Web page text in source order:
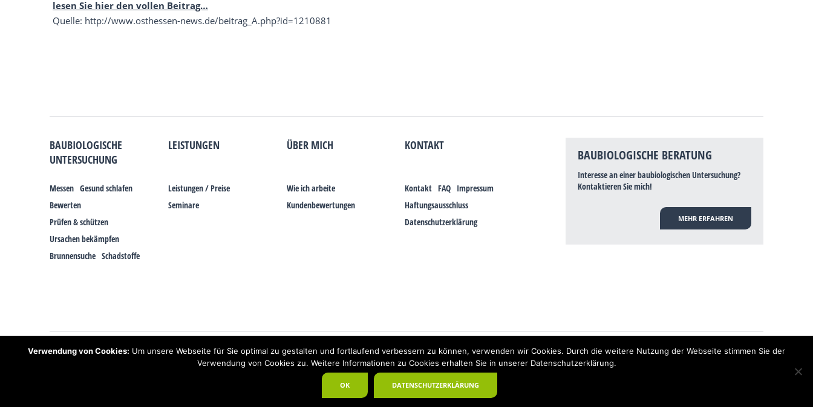
lesen Sie hier den vollen Beitrag…
Quelle: http://www.osthessen-news.de/beitrag_A.php?id=1210881
BAUBIOLOGISCHE
UNTERSUCHUNG
Messen Gesund schlafen
Bewerten
Prüfen & schützen
Ursachen bekämpfen
Brunnensuche Schadstoffe
LEISTUNGEN
Leistungen / Preise
Seminare
ÜBER MICH
Wie ich arbeite
Kundenbewertungen
KONTAKT
Kontakt FAQ Impressum
Haftungsausschluss
Datenschutzerklärung
BAUBIOLOGISCHE BERATUNG
Interesse an einer baubiologischen Untersuchung?
Kontaktieren Sie mich!
MEHR ERFAHREN
und Erdstrahlen gesundheitliche Auswirkungen haben können. Ähnliches galt auch über Jahrzehnte für die Akkupunktur und die Homöopathie. Sie suchen einen Baubiologen? Baubiologe Baldermnn - Ihr Spezialist für gesunden
Verwendung von Cookies: Um unsere Webseite für Sie optimal zu gestalten und fortlaufend verbessern zu können, verwenden wir Cookies. Durch die weitere Nutzung der Webseite stimmen Sie der
Verwendung von Cookies zu. Weitere Informationen zu Cookies erhalten Sie in unserer Datenschutzerklärung.
OK DATENSCHUTZERKLÄRUNG